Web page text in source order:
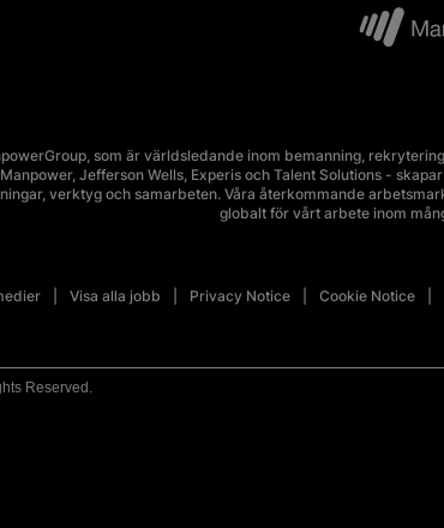
som är världsledande inom bemanning,
Jefferson Wells, Experis och Talent Solutions -
verktyg och samarbeten. Våra återkommande
globalt för vårt arbete inom
Visa alla jobb Privacy Notice Cookie Notice
Reserved.